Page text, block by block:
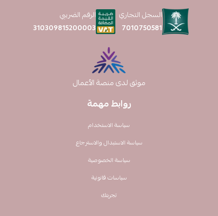
روابط مهمة
سياسة الاستخدام
سياسة الاستبدال والاسترجاع
سياسة الخصوصية
سياسات قانونية
تجربتك
السجل التجاري
7010750581
الرقم الضريبي
310309815200003
موثق لدى منصة الأعمال